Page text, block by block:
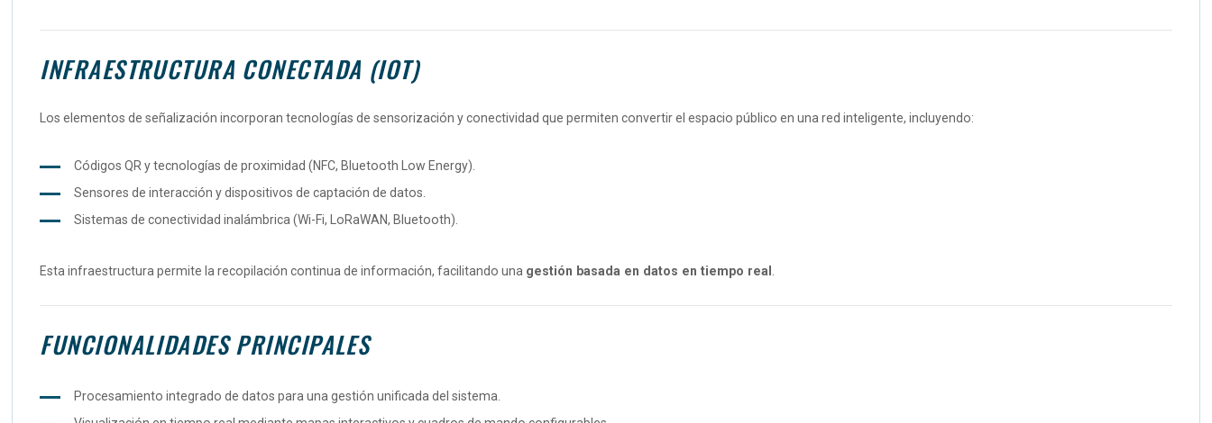
INFRAESTRUCTURA CONECTADA (IOT)
Los elementos de señalización incorporan tecnologías de sensorización y conectividad que permiten convertir el espacio público en una red inteligente, incluyendo:
Códigos QR y tecnologías de proximidad (NFC, Bluetooth Low Energy).
Sensores de interacción y dispositivos de captación de datos.
Sistemas de conectividad inalámbrica (Wi-Fi, LoRaWAN, Bluetooth).
Esta infraestructura permite la recopilación continua de información, facilitando una gestión basada en datos en tiempo real .
FUNCIONALIDADES PRINCIPALES
Procesamiento integrado de datos para una gestión unificada del sistema.